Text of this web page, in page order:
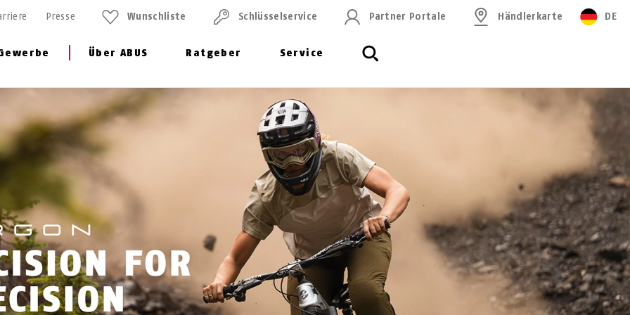
Über ABUS Ratgeber Service
Presse Wunschliste Schlüssel­service Partner Portale Händlerkarte DE